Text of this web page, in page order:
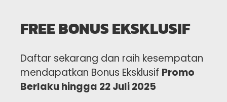
FREE BONUS EKSKLUSIF
Daftar sekarang dan raih kesempatan
mendapatkan Bonus Eksklusif Promo
Berlaku hingga 22 Juli 2025